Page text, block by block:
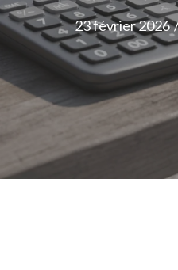
23 février 2026